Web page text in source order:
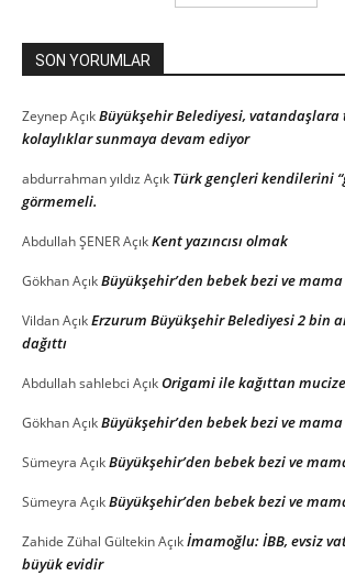
SON YORUMLAR
ZeynepAçıkBüyükşehir Belediyesi, vatandaşlara
kolaylıklar sunmaya devam ediyor
abdurrahman yıldız Açık Türk gençleri kendilerini
görmemeli.
Abdullah ŞENERAçıkKent yazıncısı olmak
GökhanAçıkBüyükşehir’den bebek bezi ve
VildanAçıkErzurum Büyükşehir Belediyesi 2 bin
dağıttı
Abdullah sahlebci AçıkOrigami ile kağıttan
GökhanAçıkBüyükşehir’den bebek bezi ve
Sümeyra AçıkBüyükşehir’den bebek bezi ve
Sümeyra AçıkBüyükşehir’den bebek bezi ve
Zahide Zühal GültekinAçıkİmamoğlu: İBB, evsiz
büyük evidir